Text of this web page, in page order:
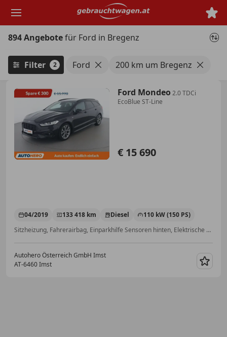
Hauptinhalt
894 Angebotefür Ford in Bregenz
Filter 2 Ford 200 km um Bregenz
Ford Mondeo 2.0 TDCi
EcoBlue ST-Line
€ 15 690
04/2019 133 418 km Diesel
110 kW (150 PS)
Sitzheizung, Fahrerairbag, Einparkhilfe Sensoren hinten, Elektrische Sitze, Bluetooth, Einparkhilfe Rückfahrkamera, Sportpaket, Nichtraucherfahrzeug
Autohero Österreich GmbH Imst
AT-6460 Imst